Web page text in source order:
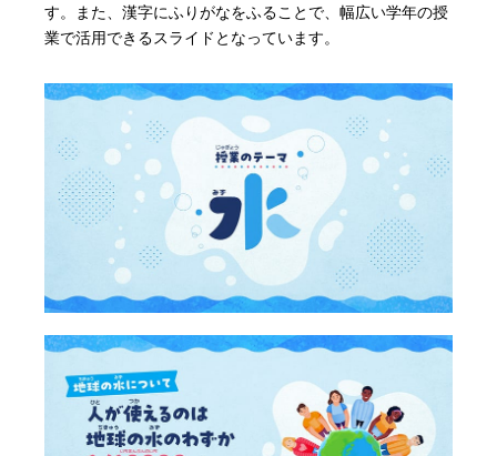
す。また、漢字にふりがなをふることで、幅広い学年の授
業で活用できるスライドとなっています。